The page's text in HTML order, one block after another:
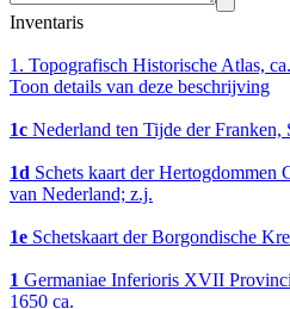
Inventaris
1. Topografisch Historische Atlas,
Toon details van deze beschrijving
1c Nederland ten Tijde der Franken,
1d Schets kaart der Hertogdommen
van Nederland; z.j.
1e Schetskaart der Borgondische
1 Germaniae Inferioris XVII
1650 ca.